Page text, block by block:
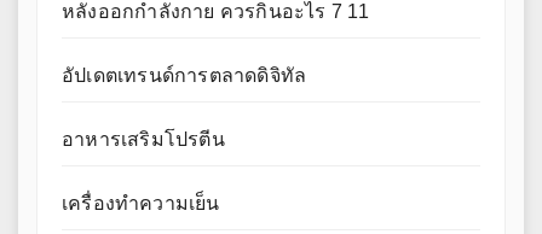
หลังออกกําลังกาย ควรกินอะไร 7 11
อัปเดตเทรนด์การตลาดดิจิทัล
อาหารเสริมโปรตีน
เครื่องทำความเย็น